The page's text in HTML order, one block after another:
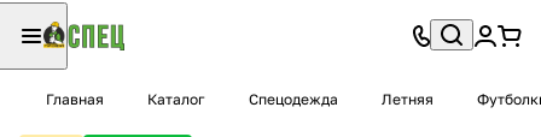
Главная Каталог Спецодежда Летняя